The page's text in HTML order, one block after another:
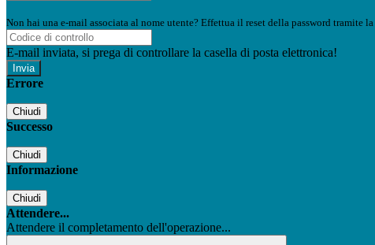
Non hai una e-mail associata al nome utente? Effettua il reset della password tramite la
E-mail inviata, si prega di controllare la casella di posta elettronica!
Errore
Chiudi
Successo
Chiudi
Informazione
Chiudi
Attendere...
Attendere il completamento dell'operazione...